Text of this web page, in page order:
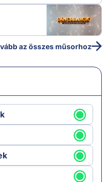
az összes műsorhoz